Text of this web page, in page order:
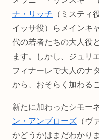
ナ・リッチ （ミスティ
イッサ役）らメインキ
代の若者たちの大人役
ます。しかし、ジュリ
フィナーレで大人のナ
から、おそらく加わる
新たに加わったシモー
ン・アンブローズ （ヴ
かどうかはまだわかり